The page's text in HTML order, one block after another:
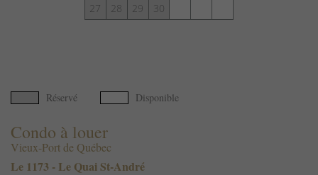
27
28 29 30
Réservé Disponible
Condo à louer
Vieux-Port de Québec
Le 1173 - Le Quai St-André